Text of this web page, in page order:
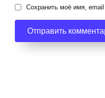
Сохранить моё имя,